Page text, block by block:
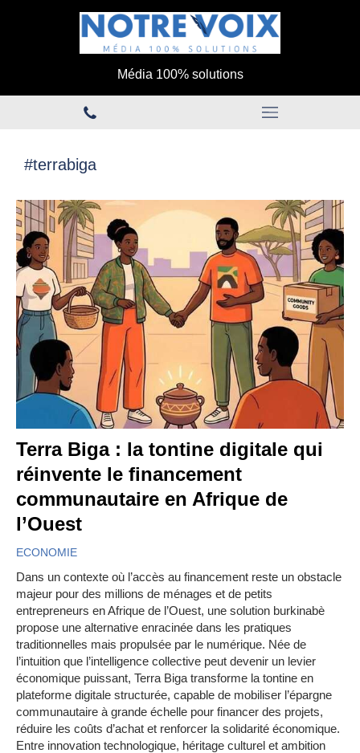
Média 100% solutions
#terrabiga
Terra Biga : la tontine digitale qui
réinvente le financement
communautaire en Afrique de
l’Ouest
ECONOMIE
Dans un contexte où l’accès au financement reste un obstacle
majeur pour des millions de ménages et de petits
entrepreneurs en Afrique de l’Ouest, une solution burkinabè
propose une alternative enracinée dans les pratiques
traditionnelles mais propulsée par le numérique. Née de
l’intuition que l’intelligence collective peut devenir un levier
économique puissant, Terra Biga transforme la tontine en
plateforme digitale structurée, capable de mobiliser l’épargne
communautaire à grande échelle pour financer des projets,
réduire les coûts d’achat et renforcer la solidarité économique.
Entre innovation technologique, héritage culturel et ambition